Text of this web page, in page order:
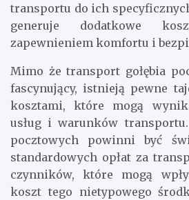
transportu do ich
generuje dodatkowe
zapewnieniem komfortu i
Mimo że transport gołębia
fascynujący, istnieją pewne
kosztami, które mogą
usług i warunków transportu.
pocztowych powinni być
standardowych opłat za
czynników, które mogą
koszt tego nietypowego